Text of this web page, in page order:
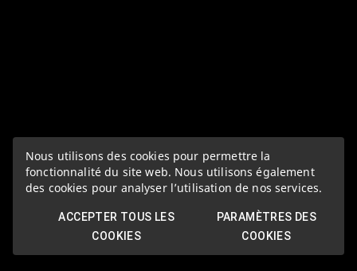
Nous utilisons des cookies pour permettre la
fonctionnalité du site web. Nous utilisons également
des cookies pour analyser l’utilisation de nos services.
ACCEPTER TOUS LES
COOKIES
PARAMÈTRES DES
COOKIES